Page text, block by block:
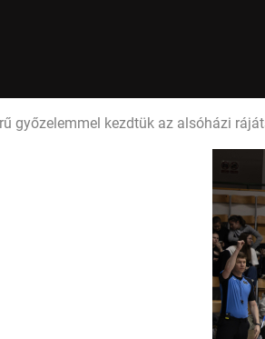
győzelemmel kezdtük az alsóházi